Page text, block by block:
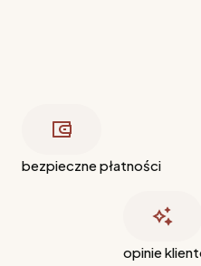
bezpieczne płatności
opinie